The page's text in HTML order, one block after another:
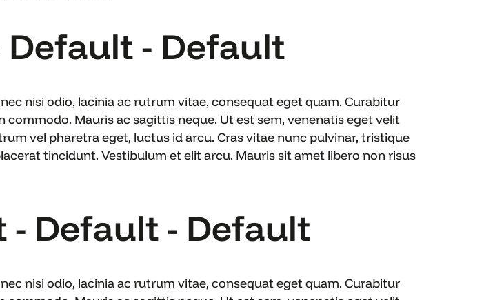
Default - Default
nisi odio, lacinia ac rutrum vitae, consequat eget quam. Curabitur
Mauris ac sagittis neque. Ut est sem, venenatis eget velit
vel pharetra eget, luctus id arcu. Cras vitae nunc pulvinar, tristique
tincidunt. Vestibulum et elit arcu. Mauris sit amet libero non risus
- Default - Default
nisi odio, lacinia ac rutrum vitae, consequat eget quam. Curabitur